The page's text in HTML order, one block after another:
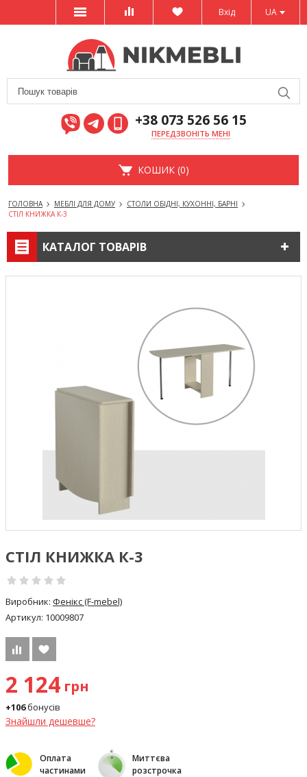
UA
Вхід
+38 073 526 56 15
ПЕРЕДЗВОНІТЬ МЕНІ
КОШИК (0)
ГОЛОВНА МЕБЛІ ДЛЯ ДОМУ
СТОЛИ ОБІДНІ, КУХОННІ, БАРНІ
СТІЛ КНИЖКА К-3
КАТАЛОГ ТОВАРІВ
СТІЛ КНИЖКА К-3
Виробник: Фенікс (F-mebel)
Артикул: 10009807
2 124 грн
+106бонусів
Знайшли дешевше?
Оплата
частинами
Миттєва
розстрочка